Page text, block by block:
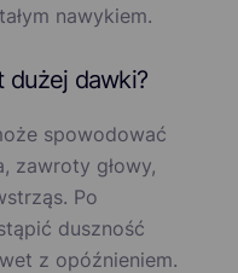
nawykiem.
dużej dawki?
spowodować
zawroty głowy,
Po
duszność
z opóźnieniem.